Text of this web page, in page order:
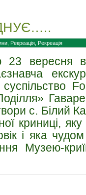
Рекреація Рекреація
23 вересня
і
с. Білий
криниці,
і яка
Музею-